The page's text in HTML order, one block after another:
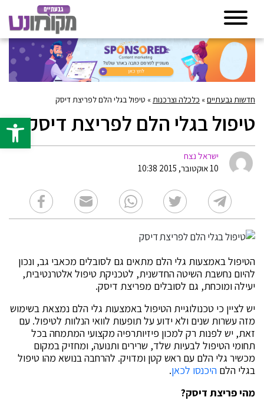
פתח
חדשות גבעתיים» כלכלה וצרכנות » טיפול בגלי הלם לפריצת דיסק
טיפול בגלי הלם לפריצת דיסק
ישראל נצח
10 אוקטובר, 2015 10:38
הטיפול באמצעות גלי הלם מתאים גם לסובלים מכאבי גב, ונכון
להיום נחשבת השיטה החדשנית, לטכניקת טיפול אלטרנטיבית,
יעילה ומוכחת, גם לסובלים מפריצת דיסק.
יש לציין כי טכנולוגיית הטיפול באמצעות גלי הלם נמצאת בשימוש
מזה עשרות שנים ולא ידוע על תופעות לוואי הנלוות לטיפול. עם
זאת, יש לפנות רק למכון פיזיותרפיה מקצועי המתמחה בכל
תחומי הטיפול לבעיות שלד, שרירים ותנועה, ומחזיק במקום
מכשיר גלי הלם עם ראש קטן ומדויק. להרחבה בנושא מהו טיפול
בגלי הלם היכנסו לכאן.
מהי פריצת דיסק?